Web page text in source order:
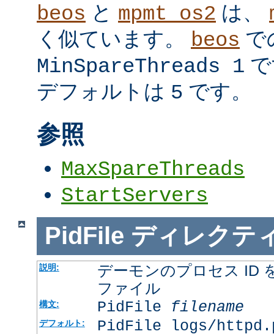
beos と mpmt_os2 は、
く似ています。 beos で
MinSpareThreads 1
デフォルトは 5 です。
参照
MaxSpareThreads
StartServers
PidFile ディレクテ
説明:
デーモンのプロセス ID
ファイル
構文: PidFile filename
デフォルト: PidFile logs/